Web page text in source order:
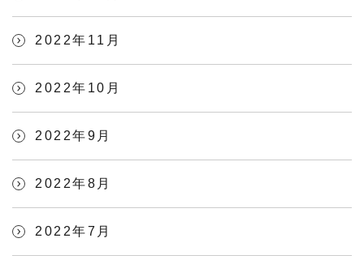
2022年11月
2022年10月
2022年9月
2022年8月
2022年7月